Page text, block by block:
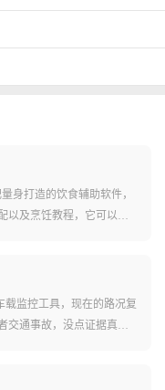
身打造的饮食辅助软件，
以及烹饪教程，它可以有
详细的食材用量、热量数
早餐到营养均衡的减脂晚
上手。
载监控工具，现在的路况复
交通事故，没点证据真是